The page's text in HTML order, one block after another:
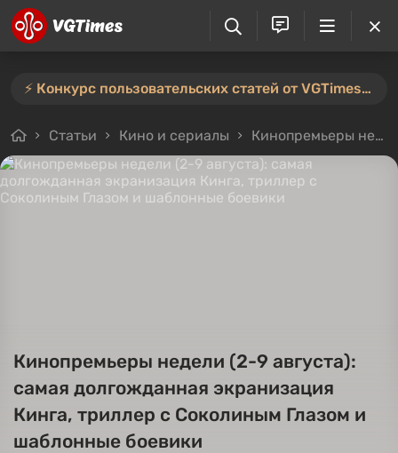
⚡️ Конкурс пользовательских статей от VGTimes продлён — участвуйте тут ⚡️
Статьи Кино и сериалы Кинопремьеры недели (2-9 августа): самая долгожданная экранизация Кинга, триллер с Соколиным Глазом и шаблонные боевики
Кинопремьеры недели (2-9 августа):
самая долгожданная экранизация
Кинга, триллер с Соколиным Глазом и
шаблонные боевики